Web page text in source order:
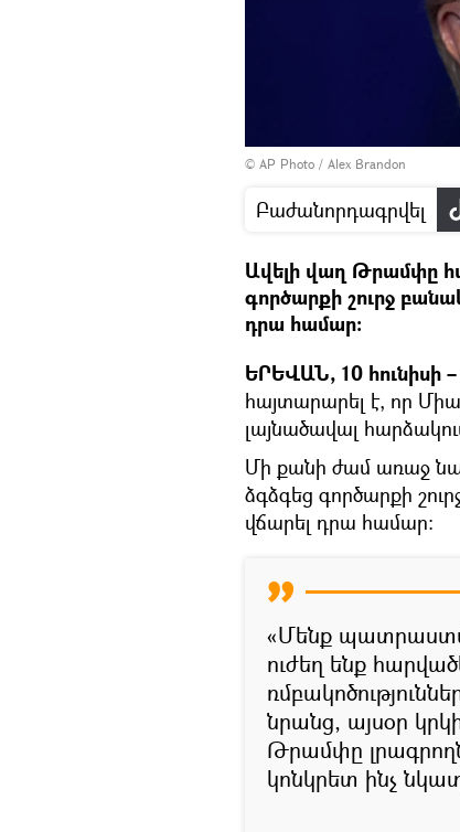
© AP Photo / Alex Brandon
Բաժանորդագրվել
Ավելի վաղ Թրամփը
գործարքի շուրջ
դրա համար:
ԵՐԵՎԱՆ, 10 հունիսի
հայտարարել է, որ
լայնածավալ
Մի քանի ժամ առաջ
ձգձգեց գործարքի
վճարել դրա համար։
«Մենք
ուժեղ ենք
նրանց, այսօր
Թրամփը
կոնկրետ ինչ